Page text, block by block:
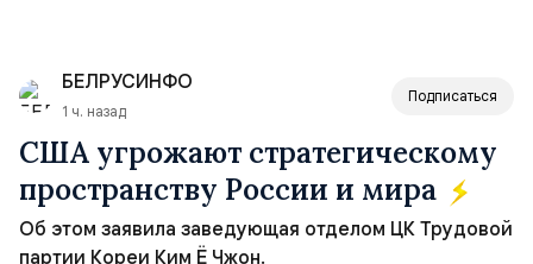
БЕЛРУСИНФО
1 ч. назад
Подписаться
США угрожают стратегическому
пространству России и мира
Об этом заявила заведующая отделом ЦК Трудовой
партии Кореи Ким Ё Чжон.